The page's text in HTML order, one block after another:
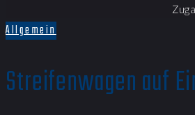
Allgemein
Streifenwagen auf